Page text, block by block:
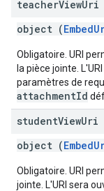
teacherViewUri
object (
Obligatoire. URI
la pièce jointe.
paramètres de
attachmentId
studentViewUri
object (
Obligatoire. URI
jointe. L'URI sera